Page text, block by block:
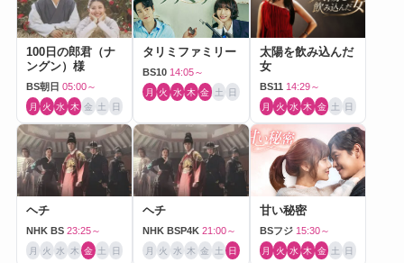
100日の郎君（ナ
ングン）様
BS朝日 05:00～
月 火 水 木 金 土 日
タリミファミリー
BS10 14:05～
月 火 水 木 金 土 日
太陽を飲み込んだ
女
BS11 14:29～
月 火 水 木 金 土 日
ヘチ
NHK BS 23:25～
月 火 水 木 金 土 日
ヘチ
NHK BSP4K 21:00～
月 火 水 木 金 土 日
甘い秘密
BSフジ 15:30～
月 火 水 木 金 土 日